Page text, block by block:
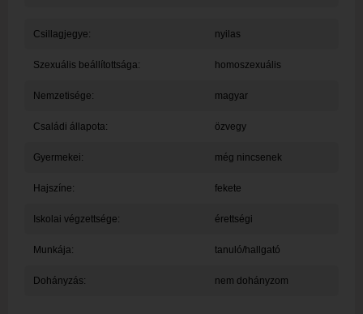
Csillagjegye: nyilas
Szexuális beállítottsága: homoszexuális
Nemzetisége: magyar
Családi állapota: özvegy
Gyermekei: még nincsenek
Hajszíne: fekete
Iskolai végzettsége: érettségi
Munkája: tanuló/hallgató
Dohányzás: nem dohányzom